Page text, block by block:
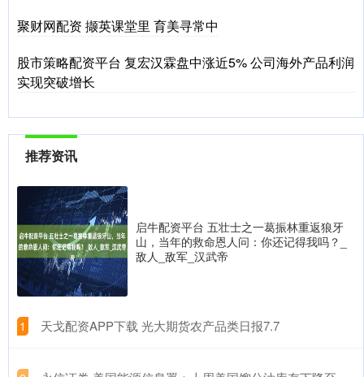
聚财网配资 撷英课堂里 育美寻常中
股市策略配资平台 复宏汉霖盘中涨近5% 公司海外产品利润
实现突破增长
推荐资讯
启牛配资平台 五壮士之一葛振林重返狼牙
山，当年的救命恩人问：你还记得我吗？_
敌人_敌军_汉武帝
1 ​天戈配资APP下载 光大期货农产品类日报7.7